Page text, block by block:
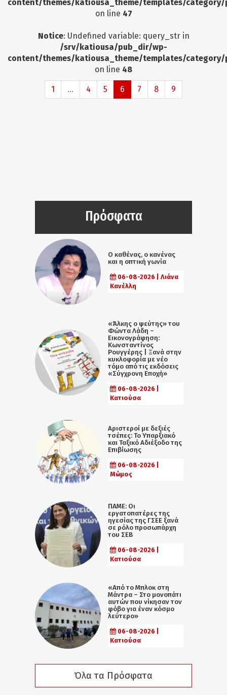
content/themes/katiousa_theme/templates/
on line 47
Notice: Undefined variable: query_str in
/srv/katiousa/pub_dir/wp-
content/themes/katiousa_theme/templates/
on line 48
1 ... 4 5 6 7 8 9
Πρόσφατα
Ο καθένας, ο κανένας
και η οπτική γωνία
06-08-2026 | Λιάνα
Κανέλλη
«Άλκης ο ψεύτης» του
Φώντα Λάδη –
Εικονογράφηση:
Κωνσταντίνος
Ρουγγέρης | Ξανά στην
κυκλοφορία με νέο
τόμο από τις εκδόσεις
«Σύγχρονη Εποχή»
06-08-2026 |
Κατιούσα
Αριστεροί με δεξιές
τσέπες: Το Υπαρξιακό
και Ταξικό Αδιέξοδο της
Επιβίωσης
06-08-2026 |
Μώμος
ΠΑΜΕ: Οι
εργατοπατέρες της
ηγεσίας της ΓΣΕΕ ξανά
σε ρόλο προσωπάρχη
του ΣΕΒ
06-08-2026 |
Κατιούσα
«Από το Μπλοκ στη
Μάντρα – Στο μονοπάτι
αυτών που νίκησαν τον
φόβο για έναν κόσμο
λεύτερο»
06-08-2026 |
Κατιούσα
Όλα τα Πρόσφατα